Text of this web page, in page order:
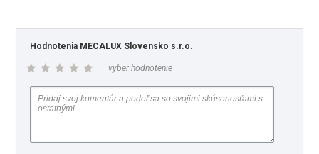
Hodnotenia MECALUX Slovensko s.r.o.
vyber hodnotenie